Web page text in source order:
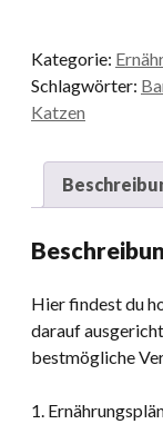
-
Digitaler
Download
Menge
Kategorie:
Schlagwörter:
Katzen
Hier findest du
darauf
bestmögliche
1.